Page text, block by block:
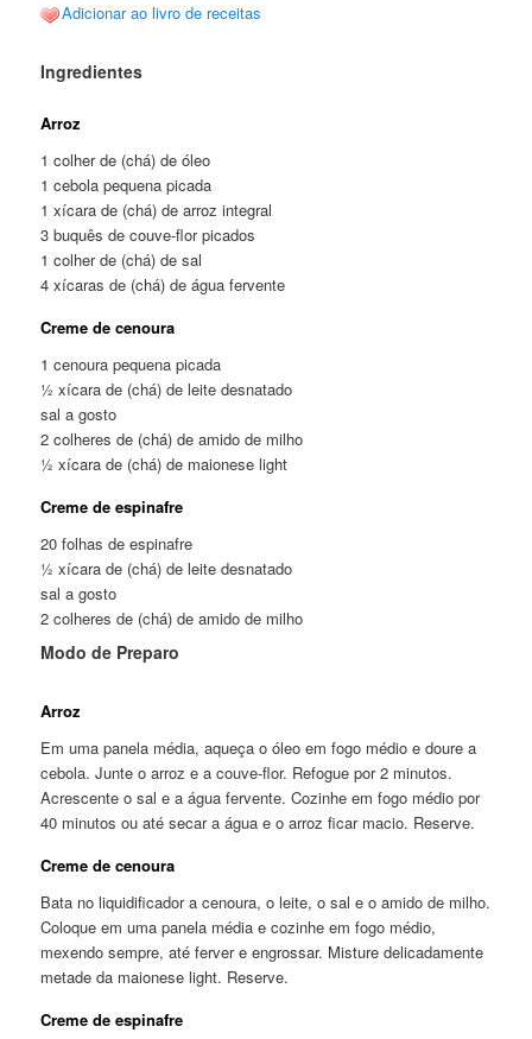
Adicionar ao livro de receitas
Ingredientes
Arroz
1 colher de (chá) de óleo
1 cebola pequena picada
1 xícara de (chá) de arroz integral
3 buquês de couve-flor picados
1 colher de (chá) de sal
4 xícaras de (chá) de água fervente
Creme de cenoura
1 cenoura pequena picada
½ xícara de (chá) de leite desnatado
sal a gosto
2 colheres de (chá) de amido de milho
½ xícara de (chá) de maionese light
Creme de espinafre
20 folhas de espinafre
½ xícara de (chá) de leite desnatado
sal a gosto
2 colheres de (chá) de amido de milho
Modo de Preparo
Arroz
Em uma panela média, aqueça o óleo em fogo médio e doure a
cebola. Junte o arroz e a couve-flor. Refogue por 2 minutos.
Acrescente o sal e a água fervente. Cozinhe em fogo médio por
40 minutos ou até secar a água e o arroz ficar macio. Reserve.
Creme de cenoura
Bata no liquidificador a cenoura, o leite, o sal e o amido de milho.
Coloque em uma panela média e cozinhe em fogo médio,
mexendo sempre, até ferver e engrossar. Misture delicadamente
metade da maionese light. Reserve.
Creme de espinafre